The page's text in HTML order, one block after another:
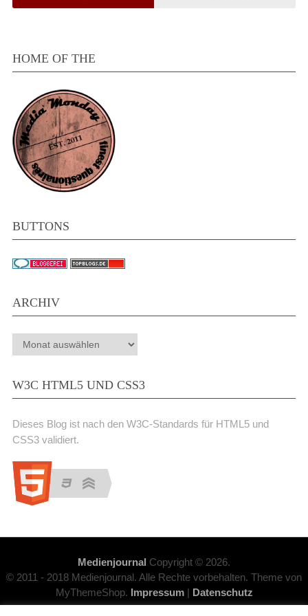
HOME OF THE
BUTTONS
ARCHIV
Archiv
W3C HTML5 UND CSS3
Dieses Blog ist nach den W3C-Standards für HTML5 und
CSS3 validiert.
Medienjournal Copyright © 2026.
© 2011 - 2018 Medienjournal. Alle Rechte vorbehalten. Theme von
MyThemeShop. Impressum| Datenschutz